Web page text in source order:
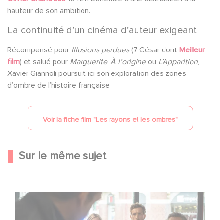
hauteur de son ambition.
La continuité d’un cinéma d’auteur exigeant
Récompensé pour Illusions perdues(7 César dont Meilleur
film) et salué pour Marguerite, À l’origineou L’Apparition,
Xavier Giannoli poursuit ici son exploration des zones
d’ombre de l’histoire française.
Voir la fiche film "Les rayons et les ombres"
Sur le même sujet
Une nouvelle comédie avec Baptiste Lecaplain et José
Garcia en 2027 !